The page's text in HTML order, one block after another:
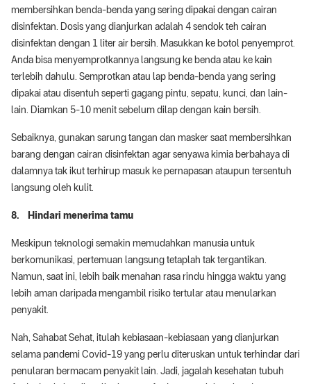
membersihkan benda-benda yang sering dipakai dengan cairan
disinfektan. Dosis yang dianjurkan adalah 4 sendok teh cairan
disinfektan dengan 1 liter air bersih. Masukkan ke botol penyemprot.
Anda bisa menyemprotkannya langsung ke benda atau ke kain
terlebih dahulu. Semprotkan atau lap benda-benda yang sering
dipakai atau disentuh seperti gagang pintu, sepatu, kunci, dan lain-
lain. Diamkan 5-10 menit sebelum dilap dengan kain bersih.
Sebaiknya, gunakan sarung tangan dan masker saat membersihkan
barang dengan cairan disinfektan agar senyawa kimia berbahaya di
dalamnya tak ikut terhirup masuk ke pernapasan ataupun tersentuh
langsung oleh kulit.
8. Hindari menerima tamu
Meskipun teknologi semakin memudahkan manusia untuk
berkomunikasi, pertemuan langsung tetaplah tak tergantikan.
Namun, saat ini, lebih baik menahan rasa rindu hingga waktu yang
lebih aman daripada mengambil risiko tertular atau menularkan
penyakit.
Nah, Sahabat Sehat, itulah kebiasaan-kebiasaan yang dianjurkan
selama pandemi Covid-19 yang perlu diteruskan untuk terhindar dari
penularan bermacam penyakit lain. Jadi, jagalah kesehatan tubuh